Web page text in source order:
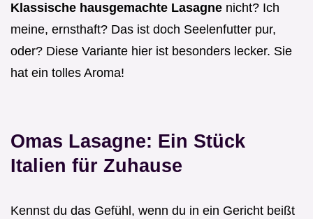
Klassische hausgemachte Lasagne nicht? Ich
meine, ernsthaft? Das ist doch Seelenfutter pur,
oder? Diese Variante hier ist besonders lecker. Sie
hat ein tolles Aroma!
Omas Lasagne: Ein Stück
Italien für Zuhause
Kennst du das Gefühl, wenn du in ein Gericht beißt